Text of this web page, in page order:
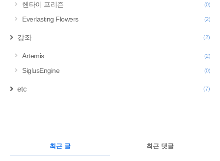
헨타이 프리즌 (0)
Everlasting Flowers (2)
강좌 (2)
Artemis (2)
SiglusEngine (0)
etc (7)
최근 글 최근 댓글